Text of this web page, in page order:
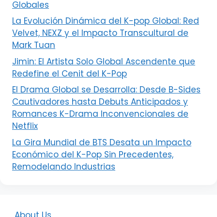
Globales
La Evolución Dinámica del K-pop Global: Red
Velvet, NEXZ y el Impacto Transcultural de
Mark Tuan
Jimin: El Artista Solo Global Ascendente que
Redefine el Cenit del K-Pop
El Drama Global se Desarrolla: Desde B-Sides
Cautivadores hasta Debuts Anticipados y
Romances K-Drama Inconvencionales de
Netflix
La Gira Mundial de BTS Desata un Impacto
Económico del K-Pop Sin Precedentes,
Remodelando Industrias